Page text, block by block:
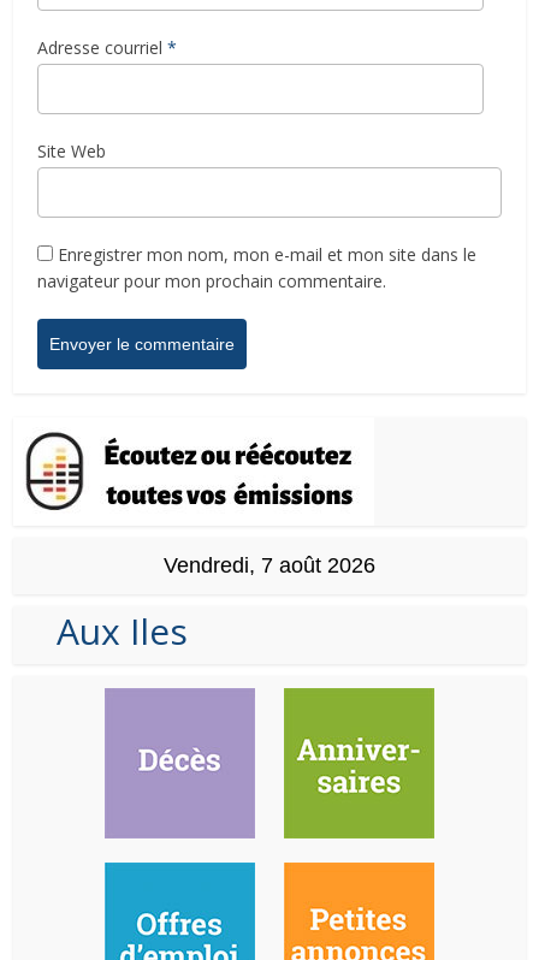
Adresse courriel *
Site Web
Enregistrer mon nom, mon e-mail et mon site dans le
navigateur pour mon prochain commentaire.
Vendredi, 7 août 2026
Aux Iles